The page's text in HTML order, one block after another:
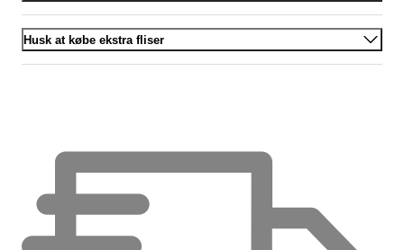
Husk at købe ekstra fliser